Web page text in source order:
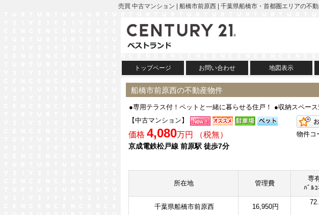
売買 中古マンション | 船橋市前原西 | 千葉県船橋市・首都圏エリアの不
トップページ お問い合わせ 地図表示
船橋市前原西の不動産物件
●専用テラス付！ペットと一緒に暮らせる住戸！ ●収納スペース
【中古マンション】
価格 4,080万円 （税無）
京成電鉄松戸線 前原駅 徒歩7分
物件コ
所在地 管理費
専
ﾊﾞﾙ
千葉県船橋市前原西 16,950円